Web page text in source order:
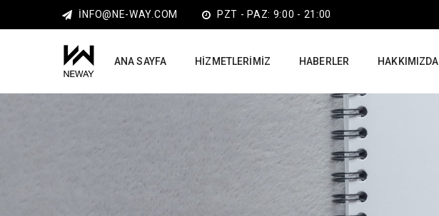
INFO@NE-WAY.COM PZT - PAZ: 9:00 - 21:00
ANA SAYFA HIZMETLERIMIZ HABERLER HAKKIMIZDA